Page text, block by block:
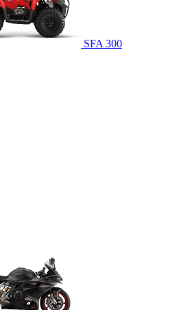
SFA 300